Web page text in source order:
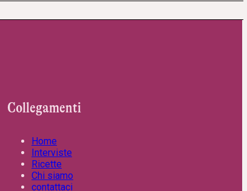
Collegamenti
Home
Interviste
Ricette
Chi siamo
contattaci